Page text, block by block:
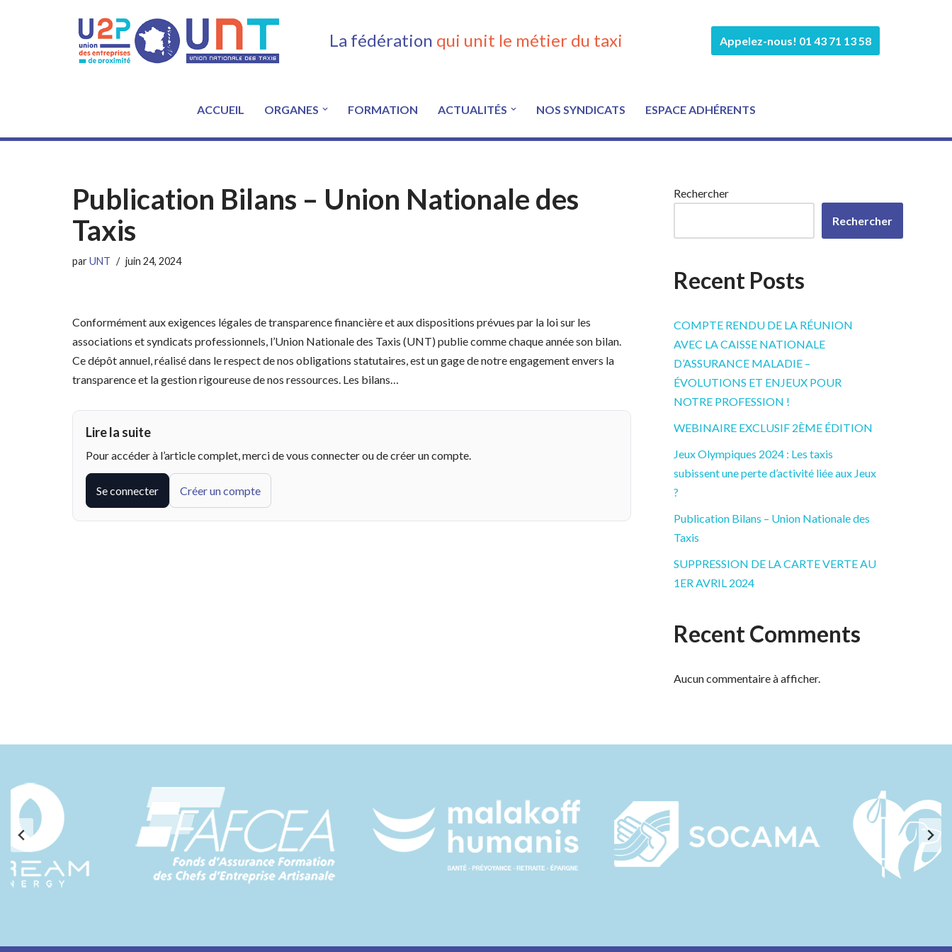
La fédération qui unit le métier du taxi Appelez-nous! 01 43 71 13 58
ACCUEIL ORGANES FORMATION ACTUALITÉS NOS SYNDICATS ESPACE ADHÉRENTS
Publication Bilans – Union Nationale des
Taxis
parUNT juin 24, 2024
Conformément aux exigences légales de transparence financière et aux dispositions prévues par la loi sur les
associations et syndicats professionnels, l’Union Nationale des Taxis (UNT) publie comme chaque année son bilan.
Ce dépôt annuel, réalisé dans le respect de nos obligations statutaires, est un gage de notre engagement envers la
transparence et la gestion rigoureuse de nos ressources. Les bilans…
Lire la suite
Pour accéder à l’article complet, merci de vous connecter ou de créer un compte.
Se connecter Créer un compte
Rechercher
Rechercher
Recent Posts
COMPTE RENDU DE LA RÉUNION
AVEC LA CAISSE NATIONALE
D’ASSURANCE MALADIE –
ÉVOLUTIONS ET ENJEUX POUR
NOTRE PROFESSION !
WEBINAIRE EXCLUSIF 2ÈME ÉDITION
Jeux Olympiques 2024 : Les taxis
subissent une perte d’activité liée aux Jeux
?
Publication Bilans – Union Nationale des
Taxis
SUPPRESSION DE LA CARTE VERTE AU
1ER AVRIL 2024
Recent Comments
Aucun commentaire à afficher.